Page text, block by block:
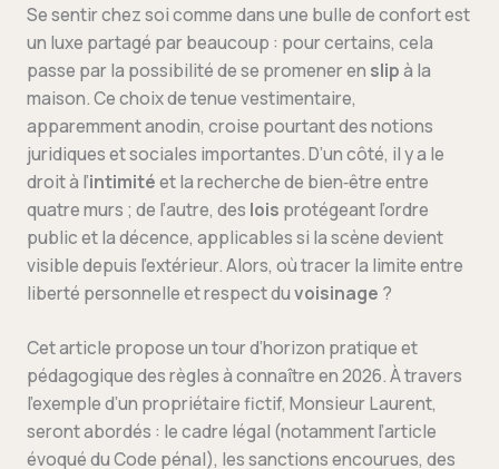
Se sentir chez soi comme dans une bulle de confort est
un luxe partagé par beaucoup : pour certains, cela
passe par la possibilité de se promener en slipà la
maison. Ce choix de tenue vestimentaire,
apparemment anodin, croise pourtant des notions
juridiques et sociales importantes. D’un côté, il y a le
droit à l’intimitéet la recherche de bien‑être entre
quatre murs ; de l’autre, des lois protégeant l’ordre
public et la décence, applicables si la scène devient
visible depuis l’extérieur. Alors, où tracer la limite entre
liberté personnelle et respect duvoisinage ?
Cet article propose un tour d’horizon pratique et
pédagogique des règles à connaître en 2026. À travers
l’exemple d’un propriétaire fictif, Monsieur Laurent,
seront abordés : le cadre légal (notamment l’article
évoqué du Code pénal), les sanctions encourues, des